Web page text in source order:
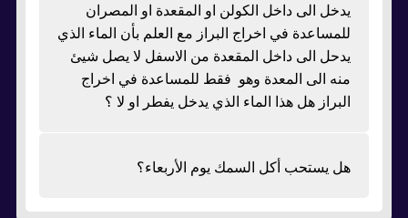
يدخل الى داخل الكولن او المقعدة او المصران
للمساعدة في اخراج البراز مع العلم بأن الماء الذي
يدحل الى داخل المقعدة من الاسفل لا يصل شيئ
منه الى المعدة وهو فقط للمساعدة في اخراج
البراز هل هذا الماء الذي يدخل يفطر او لا ؟
هل يستحب أكل السمك يوم الأربعاء؟